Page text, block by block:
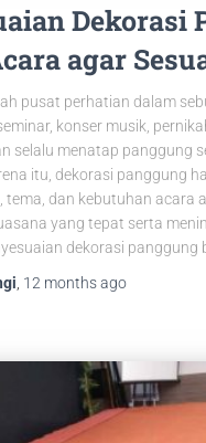
Dekorasi
agar
pusat perhatian dalam
konser musik,
selalu menatap panggung
itu, dekorasi panggung
tema, dan kebutuhan acara
yang tepat serta
dekorasi panggung
12 monthsago